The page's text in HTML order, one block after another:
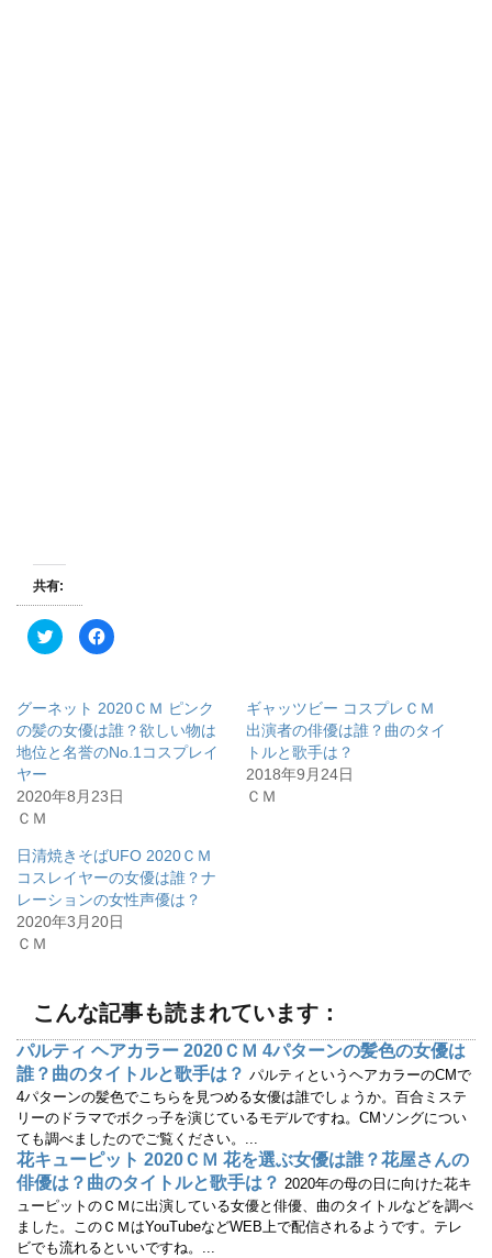
共有:
ク
リ
て
T
w
i
t
r
で
(
新
い
ウ
ィ
ン
ま
す
F
a
o
o
k
で
共
る
に
ッ
ク
し
て
く
だ
い
ウ
ン
ド
ウ
で
開
き
ま
す
)
グーネット 2020ＣＭ ピンク
の髪の女優は誰？欲しい物は
地位と名誉のNo.1コスプレイ
ヤー
2020年8月23日
ＣＭ
ギャッツビー コスプレＣＭ
出演者の俳優は誰？曲のタイ
トルと歌手は？
2018年9月24日
ＣＭ
日清焼きそばUFO 2020ＣＭ
コスレイヤーの女優は誰？ナ
レーションの女性声優は？
2020年3月20日
ＣＭ
こんな記事も読まれています：
パルティ ヘアカラー 2020ＣＭ 4パターンの髪色の女優は
誰？曲のタイトルと歌手は？ パルティというヘアカラーのCMで
4パターンの髪色でこちらを見つめる女優は誰でしょうか。百合ミステ
リーのドラマでボクっ子を演じているモデルですね。CMソングについ
ても調べましたのでご覧ください。...
花キューピット 2020ＣＭ 花を選ぶ女優は誰？花屋さんの
俳優は？曲のタイトルと歌手は？ 2020年の母の日に向けた花キ
ューピットのＣＭに出演している女優と俳優、曲のタイトルなどを調べ
ました。このＣＭはYouTubeなどWEB上で配信されるようです。テレ
ビでも流れるといいですね。...